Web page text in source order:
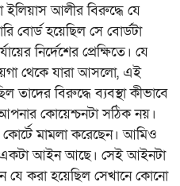
ইলিয়াস আলীর বিরুদ্ধে যে
বোর্ড হয়েছিল সে বোর্ডটা
নির্দেশের প্রেক্ষিতে। যে
থেকে যারা আসলো, এই
তাদের বিরুদ্ধে ব্যবস্থা কীভাবে
কোয়েশ্চনটা সঠিক নয়।
মামলা করেছেন। আমিও
একটা আইন আছে। সেই আইনটা
করা হয়েছিল সেখানে কোনো